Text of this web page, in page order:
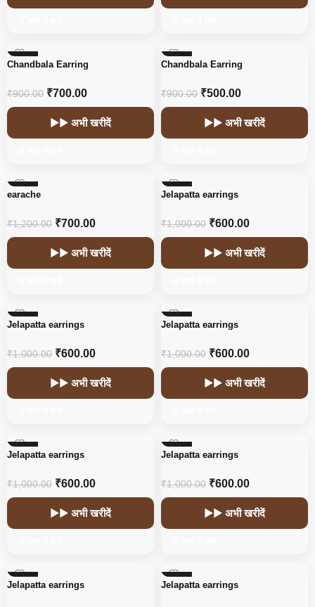
-22%
Chandbala Earring
₹900.00 ₹700.00
▶▶ अभी खरीदें
-44%
Chandbala Earring
₹900.00 ₹500.00
▶▶ अभी खरीदें
earache
₹1,200.00 ₹700.00
▶▶ अभी खरीदें
-40%
Jelapatta earrings
₹1,000.00 ₹600.00
▶▶ अभी खरीदें
-40%
Jelapatta earrings
₹1,000.00 ₹600.00
▶▶ अभी खरीदें
-40%
Jelapatta earrings
₹1,000.00 ₹600.00
▶▶ अभी खरीदें
-40%
Jelapatta earrings
₹1,000.00 ₹600.00
▶▶ अभी खरीदें
-40%
Jelapatta earrings
₹1,000.00 ₹600.00
▶▶ अभी खरीदें
-40%
Jelapatta earrings
-40%
Jelapatta earrings